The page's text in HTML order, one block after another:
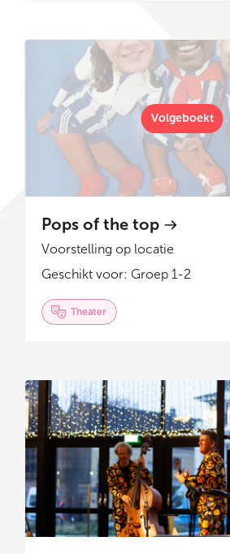
Volgeboekt
Pops of the top
Voorstelling op locatie
Geschikt voor: Groep 1-2
Theater